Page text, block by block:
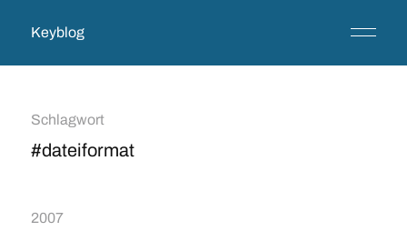
Keyblog
Schlagwort
#dateiformat
2007